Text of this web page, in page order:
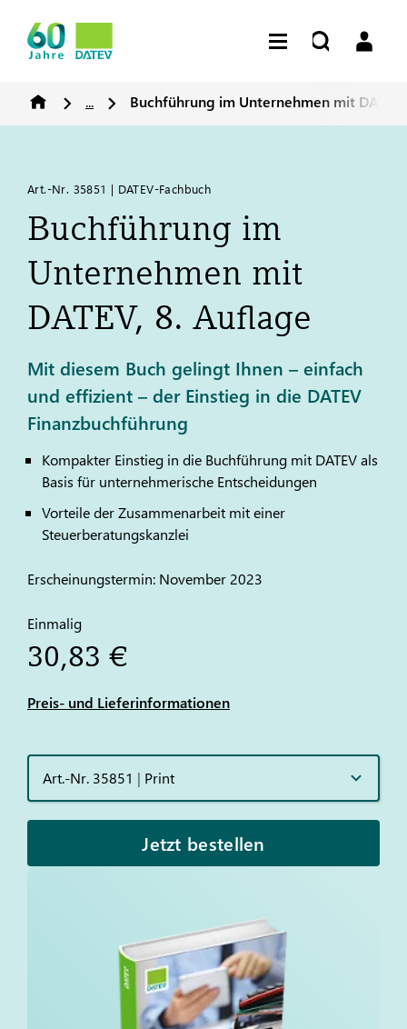
... Buchführung im Unternehmen mit DATEV
Art.-Nr. 35851 | DATEV-Fachbuch
Buchführung im
Unternehmen mit
DATEV, 8. Auflage
Mit diesem Buch gelingt Ihnen – einfach
und effizient – der Einstieg in die DATEV
Finanzbuchführung
Kompakter Einstieg in die Buchführung mit DATEVals
Basis für unternehmerische Entscheidungen
Vorteile der Zusammenarbeit mit einer
Steuerberatungskanzlei
Erscheinungstermin: November 2023
Einmalig
30,83 €
Preis- und Lieferinformationen
Art.-Nr. 35851 | Print
Jetzt bestellen